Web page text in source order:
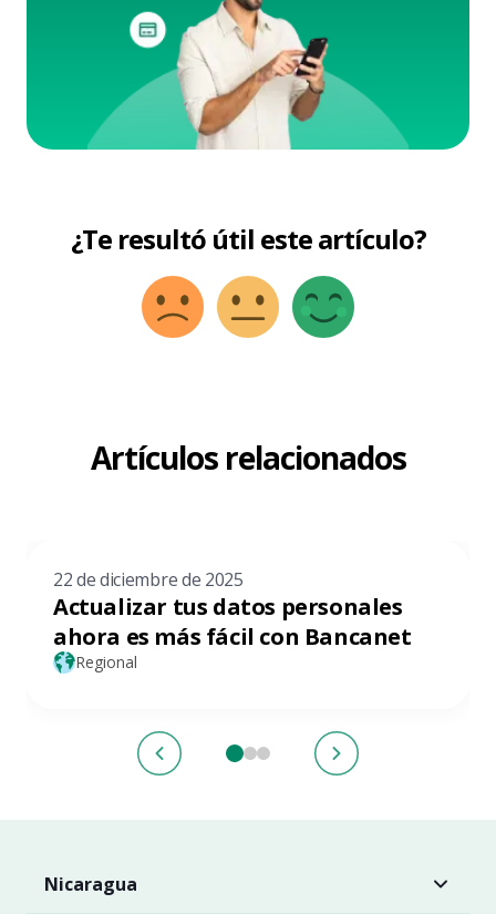
¿Te resultó útil este artículo?
Artículos relacionados
22 de diciembre de 2025
Actualizar tus datos personales
ahora es más fácil con Bancanet
Regional
Nicaragua